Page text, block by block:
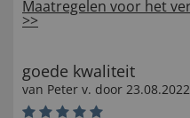
Maatregelen voor het
>>
goede kwaliteit
van Peter v. door 23.08.2022